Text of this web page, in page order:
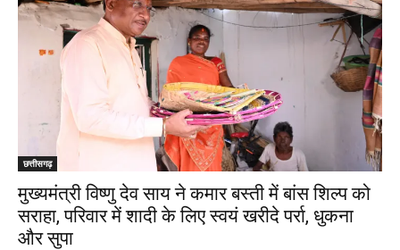
छत्तीसगढ़
मुख्यमंत्री विष्णु देव साय ने कमार बस्ती में बांस शिल्प को
सराहा, परिवार में शादी के लिए स्वयं खरीदे पर्रा, धुकना
और सुपा